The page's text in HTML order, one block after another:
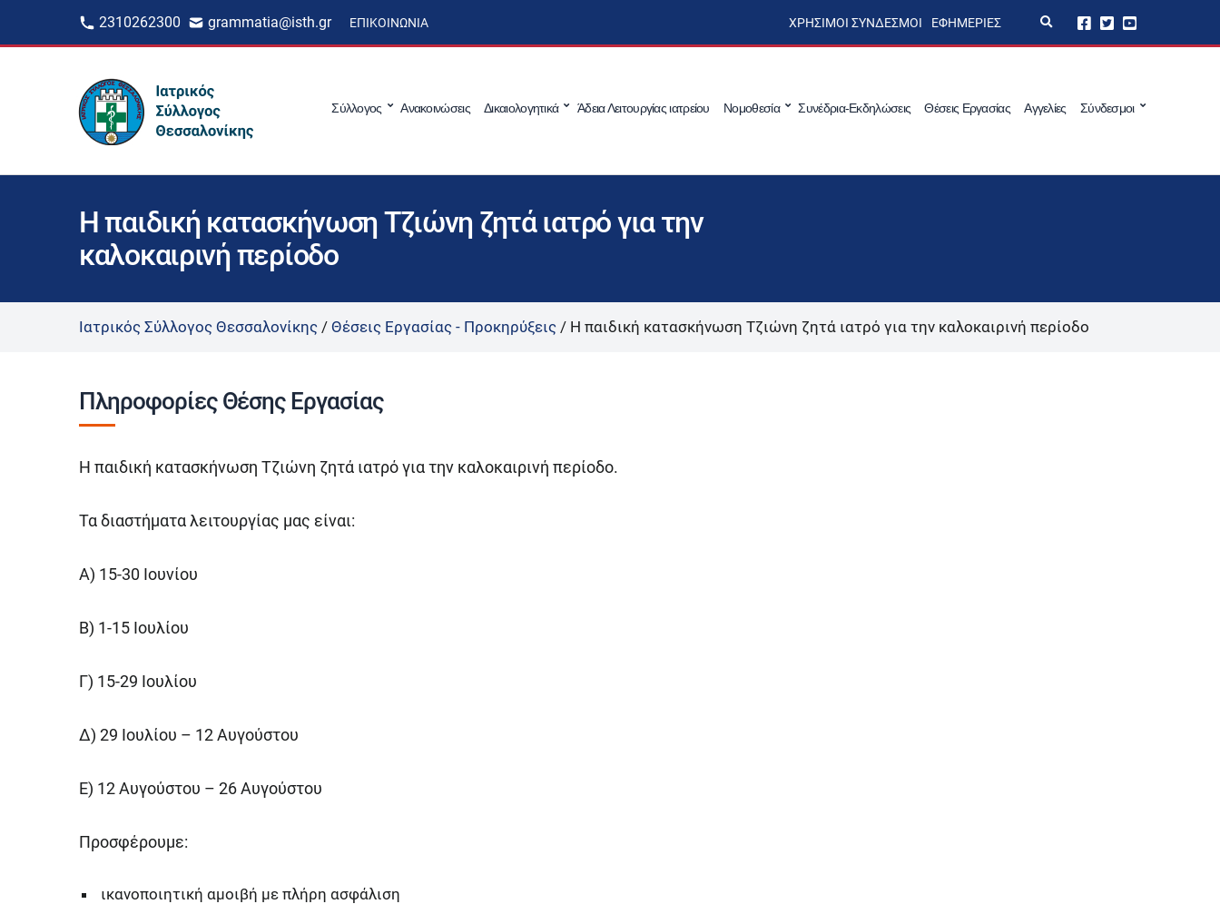
2310262300 grammatia@isth.gr ΕΠΙΚΟΙΝΩΝΊΑ ΧΡΉΣΙΜΟΙ ΣΎΝΔΕΣΜΟΙ ΕΦΗΜΕΡΊΕΣ
p
s
e
Σύλλογος Ανακοινώσεις Δικαιολογητικά Άδεια Λειτουργίας ιατρείου Νομοθεσία Συνέδρια-Εκδηλώσεις Θέσεις Εργασίας Αγγελίες Σύνδεσμοι
Η παιδική κατασκήνωση Τζιώνη ζητά ιατρό για την
καλοκαιρινή περίοδο
Ιατρικός Σύλλογος Θεσσαλονίκης / Θέσεις Εργασίας - Προκηρύξεις / Η παιδική κατασκήνωση Τζιώνη ζητά ιατρό για την καλοκαιρινή περίοδο
Πληροφορίες Θέσης Εργασίας
Η παιδική κατασκήνωση Τζιώνη ζητά ιατρό για την καλοκαιρινή περίοδο.
Τα διαστήματα λειτουργίας μας είναι:
Α) 15-30 Ιουνίου
Β) 1-15 Ιουλίου
Γ) 15-29 Ιουλίου
Δ) 29 Ιουλίου – 12 Αυγούστου
Ε) 12 Αυγούστου – 26 Αυγούστου
Προσφέρουμε:
ικανοποιητική αμοιβή με πλήρη ασφάλιση